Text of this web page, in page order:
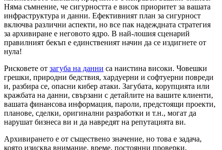
Няма съмнение, че сигурността е висок приоритет за вашата
инфраструктура и данни. Ефективният план за сигурност
включва различни аспекти, но все пак надеждната стратегия
за архивиране е неговото ядро. В най-лошия сценарий
правилният бекъп е единственият начин да се издигнете от
нула!
Рисковете от загуба на данни са наистина високи. Човешки
грешки, природни бедствия, хардуерни и софтуерни повреди
и, разбира се, опасни кибер атаки. Загубата, корупцията или
кражбата на данни, свързани с детайлите на вашите клиенти,
вашата финансова информация, пароли, предстоящи проекти,
планове, сделки, оригинални разработки и т.н., могат да
нарушат бизнеса ви и да навредят на репутацията ви.
Архивирането е от съществено значение, но това е задача,
която изисква внимание, време, постоянни проверки,